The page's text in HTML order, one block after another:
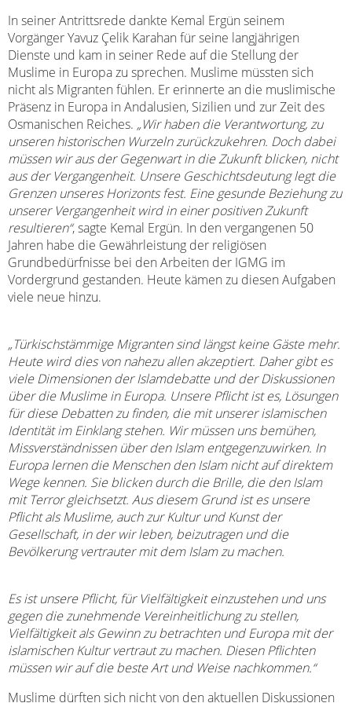
In seiner Antrittsrede dankte Kemal Ergün seinem
Vorgänger Yavuz Çelik Karahan für seine langjährigen
Dienste und kam in seiner Rede auf die Stellung der
Muslime in Europa zu sprechen. Muslime müssten sich
nicht als Migranten fühlen. Er erinnerte an die muslimische
Präsenz in Europa in Andalusien, Sizilien und zur Zeit des
Osmanischen Reiches. „Wir haben die Verantwortung, zu
unseren historischen Wurzeln zurückzukehren. Doch dabei
müssen wir aus der Gegenwart in die Zukunft blicken, nicht
aus der Vergangenheit. Unsere Geschichtsdeutung legt die
Grenzen unseres Horizonts fest. Eine gesunde Beziehung zu
unserer Vergangenheit wird in einer positiven Zukunft
resultieren“, sagte Kemal Ergün. In den vergangenen 50
Jahren habe die Gewährleistung der religiösen
Grundbedürfnisse bei den Arbeiten der IGMG im
Vordergrund gestanden. Heute kämen zu diesen Aufgaben
viele neue hinzu.
„Türkischstämmige Migranten sind längst keine Gäste mehr.
Heute wird dies von nahezu allen akzeptiert. Daher gibt es
viele Dimensionen der Islamdebatte und der Diskussionen
über die Muslime in Europa. Unsere Pflicht ist es, Lösungen
für diese Debatten zu finden, die mit unserer islamischen
Identität im Einklang stehen. Wir müssen uns bemühen,
Missverständnissen über den Islam entgegenzuwirken. In
Europa lernen die Menschen den Islam nicht auf direktem
Wege kennen. Sie blicken durch die Brille, die den Islam
mit Terror gleichsetzt. Aus diesem Grund ist es unsere
Pflicht als Muslime, auch zur Kultur und Kunst der
Gesellschaft, in der wir leben, beizutragen und die
Bevölkerung vertrauter mit dem Islam zu machen.
Es ist unsere Pflicht, für Vielfältigkeit einzustehen und uns
gegen die zunehmende Vereinheitlichung zu stellen,
Vielfältigkeit als Gewinn zu betrachten und Europa mit der
islamischen Kultur vertraut zu machen. Diesen Pflichten
müssen wir auf die beste Art und Weise nachkommen.“
Muslime dürften sich nicht von den aktuellen Diskussionen